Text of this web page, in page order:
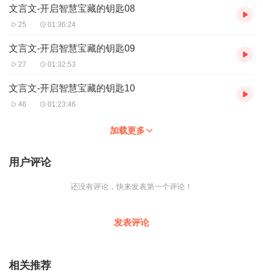
文言文-开启智慧宝藏的钥匙08
25 01:36:24
文言文-开启智慧宝藏的钥匙09
27 01:32:53
文言文-开启智慧宝藏的钥匙10
46 01:23:46
加载更多
用户评论
还没有评论，快来发表第一个评论！
发表评论
相关推荐